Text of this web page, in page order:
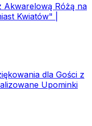
Akwarelową Różą na
Kwiatów" |
dla Gości z
Upominki